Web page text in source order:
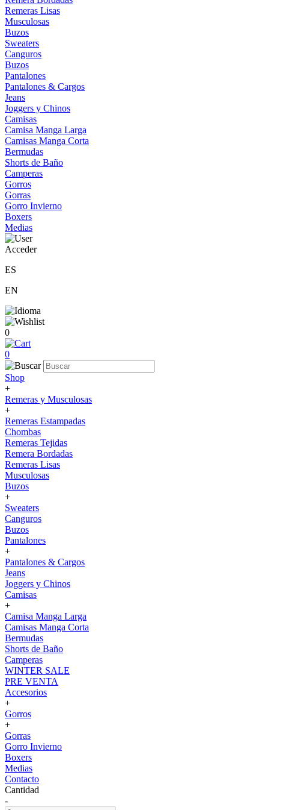
Remeras Lisas
Musculosas
Buzos
Sweaters
Canguros
Buzos
Pantalones
Pantalones & Cargos
Jeans
Joggers y Chinos
Camisas
Camisa Manga Larga
Camisas Manga Corta
Bermudas
Shorts de Baño
Camperas
Gorros
Gorras
Gorro Invierno
Boxers
Medias
Acceder
ES
EN
0
0
Shop
+
Remeras y Musculosas
+
Remeras Estampadas
Chombas
Remeras Tejidas
Remera Bordadas
Remeras Lisas
Musculosas
Buzos
+
Sweaters
Canguros
Buzos
Pantalones
+
Pantalones & Cargos
Jeans
Joggers y Chinos
Camisas
+
Camisa Manga Larga
Camisas Manga Corta
Bermudas
Shorts de Baño
Camperas
WINTER SALE
PRE VENTA
Accesorios
+
Gorros
+
Gorras
Gorro Invierno
Boxers
Medias
Contacto
Cantidad
-